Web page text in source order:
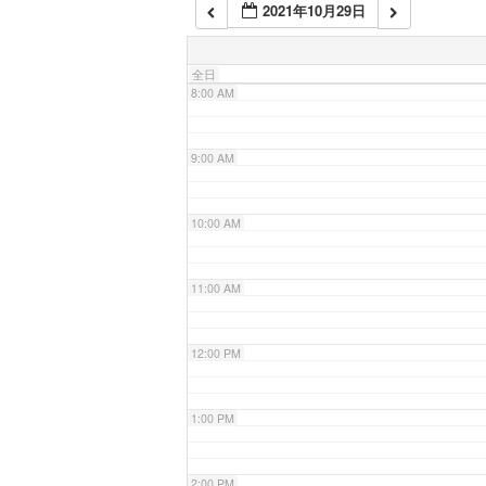
2021年10月29日
全日
7:00 AM
8:00 AM
9:00 AM
10:00 AM
11:00 AM
12:00 PM
1:00 PM